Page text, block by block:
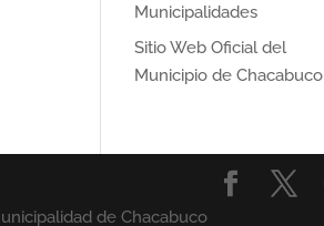
Municipalidades
Sitio Web Oficial del
Municipio de Chacabuco
de Chacabuco